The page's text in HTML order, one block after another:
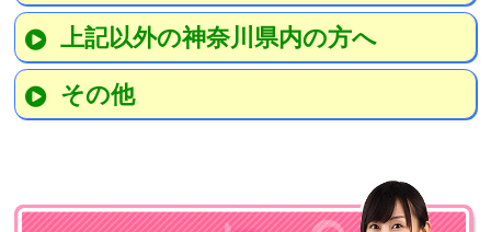
上記以外の神奈川県内の方へ
その他